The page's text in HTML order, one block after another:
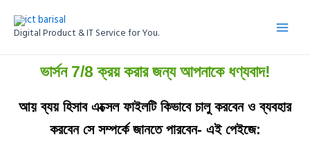
content
Digital Product & IT Service for You.
Menu
ভার্সন 7/8 ক্রয় করার জন্য আপনাকে ধণ্যবাদ!
আয় ব্যয় হিসাব এক্সেল ফাইলটি কিভাবে চালু করবেন ও ব্যবহার
করবেন সে সম্পর্কে জানতে পারবেন- এই পেইজে: